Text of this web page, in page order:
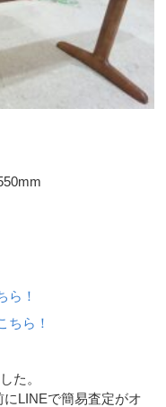
ら！
ちら！
た。
LINEで簡易査定がオ